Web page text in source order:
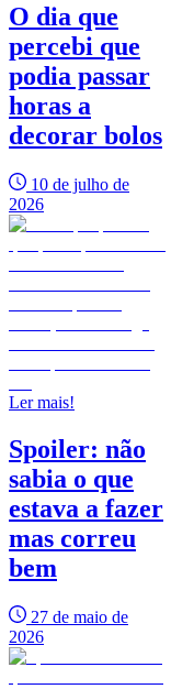
O dia que
percebi que
podia passar
horas a
decorar bolos
10 de julho de
2026
Ler mais!
Spoiler: não
sabia o que
estava a fazer
mas correu
bem
27 de maio de
2026